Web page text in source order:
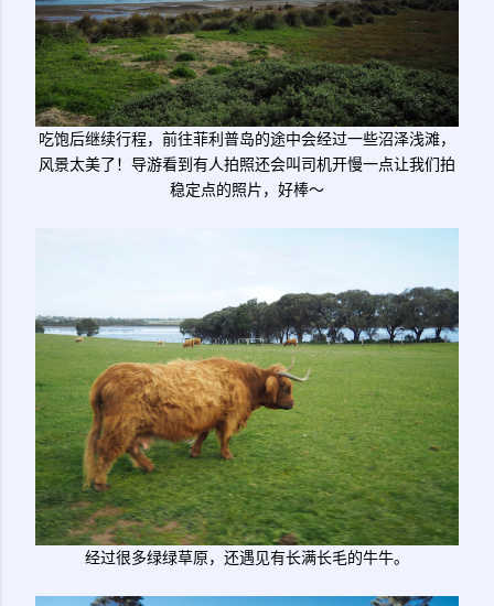
吃饱后继续行程，前往菲利普岛的途中会经过一些沼泽浅滩，
风景太美了！导游看到有人拍照还会叫司机开慢一点让我们拍
稳定点的照片，好棒～
经过很多绿绿草原，还遇见有长满长毛的牛牛。